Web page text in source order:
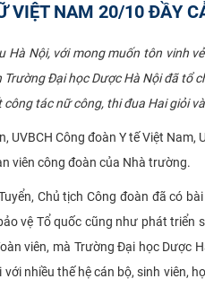
VIỆT NAM 20/10 ĐẦY
Hà Nội, với mong muốn tôn vinh
Đại học Dược Hà Nội đã
tác nữ công, thi đua Hai giỏi
UVBCH Công đoàn Y tế Việt
viên công đoàn của Nhà trường.
Chủ tịch Công đoàn đã có
vệ Tổ quốc cũng như phát
viên, mà Trường Đại học
nhiều thế hệ cán bộ, sinh viên,